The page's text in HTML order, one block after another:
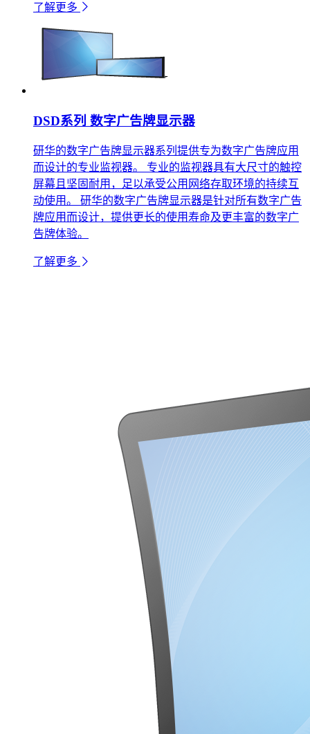
了解更多
DSD系列 数字广告牌显示器
研华的数字广告牌显示器系列提供专为数字广告牌应用
而设计的专业监视器。 专业的监视器具有大尺寸的触控
屏幕且坚固耐用，足以承受公用网络存取环境的持续互
动使用。 研华的数字广告牌显示器是针对所有数字广告
牌应用而设计，提供更长的使用寿命及更丰富的数字广
告牌体验。
了解更多